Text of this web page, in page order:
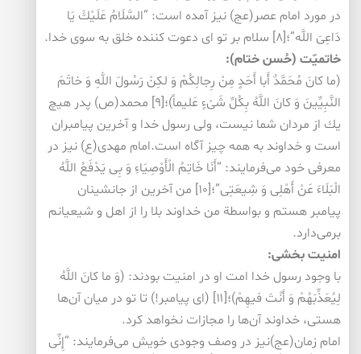
در مورد امام عصر(عج) نیز آمده است: “السَّلَامُ عَلَیْكَ یَا
دَاعِیَ اللَّه”؛[۸] سلام بر تو ای دعوت كننده خلق به سوی خدا.
خاتمیّت (حُسن ختام):
(ما كانَ مُحَمَّدٌ أَبا أَحَدٍ مِنْ رِجالِكُمْ وَ لكِنْ رَسُولَ اللَّهِ وَ خاتَمَ
النَّبِیِّینَ وَ كانَ اللَّهُ بِكُلِّ شَیْ‏ءٍ عَلیماً)؛[۹] محمد(ص) پدر هیچ
یك از مردان شما نیست، ولی رسول خدا و آخرین پیامبران
است و خداوند به همه چیز آگاه است.امام مهدی(ع) نیز در
معرفی خود می‌فرمایند: “أَنَا خَاتِمُ الْأَوْصِیَاءِ وَ بِی یَدْفَعُ اللَّهُ
الْبَلَاءَ عَنْ أَهْلِی وَ شِیعَتِی”؛[۱۰] من آخرین از جانشینان
پیامبر هستم و بواسطة من خداوند بلا را از اهل و شیعیانم
برمی‌دارد.
امنیت بخشی:
با وجود رسول خدا امت او در امنیت بودند: (وَ ما كانَ اللَّهُ
لِیُعَذِّبَهُمْ وَ أَنْتَ فیهِمْ)؛[۱۱] (ای پیامبر!) تا تو در میان آن‌ها
هستی، خداوند آن‌ها را مجازات نخواهد كرد.
امام زمان(عج)نیز در وصف وجودی خویش می‌فرمایند: “إِنِّی